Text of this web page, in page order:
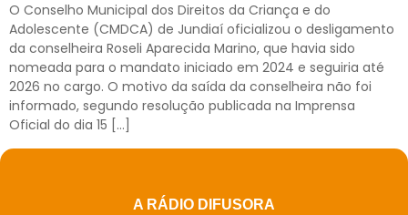
O Conselho Municipal dos Direitos da Criança e do
Adolescente (CMDCA) de Jundiaí oficializou o desligamento
da conselheira Roseli Aparecida Marino, que havia sido
nomeada para o mandato iniciado em 2024 e seguiria até
2026 no cargo. O motivo da saída da conselheira não foi
informado, segundo resolução publicada na Imprensa
Oficial do dia 15 […]
A RÁDIO DIFUSORA